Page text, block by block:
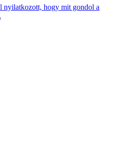
nyilatkozott, hogy mit gondol a